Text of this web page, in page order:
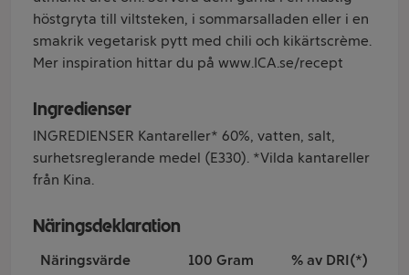
höstgryta till viltsteken, i sommarsalladen eller i en
smakrik vegetarisk pytt med chili och kikärtscrème.
Mer inspiration hittar du på www.ICA.se/recept
Ingredienser
INGREDIENSER Kantareller* 60%, vatten, salt,
surhetsreglerande medel (E330). *Vilda kantareller
från Kina.
Näringsdeklaration
Näringsvärde 100 Gram % av DRI(*)